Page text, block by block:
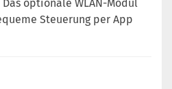
Das optionale WLAN-Modul
Steuerung per App